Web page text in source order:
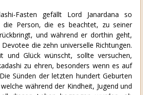
Fasten gefällt Lord Janardana so
die Person, die es beachtet, zu seiner
und während er dorthin geht,
die zehn universelle Richtungen.
und Glück wünscht, sollte versuchen,
zu ehren, besonders wenn es auf
Sünden der letzten hundert Geburten
während der Kindheit, Jugend und